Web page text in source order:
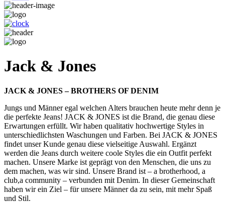
Jack & Jones
JACK & JONES – BROTHERS OF DENIM
Jungs und Männer egal welchen Alters brauchen heute mehr denn je
die perfekte Jeans! JACK & JONES ist die Brand, die genau diese
Erwartungen erfüllt. Wir haben qualitativ hochwertige Styles in
unterschiedlichsten Waschungen und Farben. Bei JACK & JONES
findet unser Kunde genau diese vielseitige Auswahl. Ergänzt
werden die Jeans durch weitere coole Styles die ein Outfit perfekt
machen. Unsere Marke ist geprägt von den Menschen, die uns zu
dem machen, was wir sind. Unsere Brand ist – a brotherhood, a
club,a community – verbunden mit Denim. In dieser Gemeinschaft
haben wir ein Ziel – für unsere Männer da zu sein, mit mehr Spaß
und Stil.